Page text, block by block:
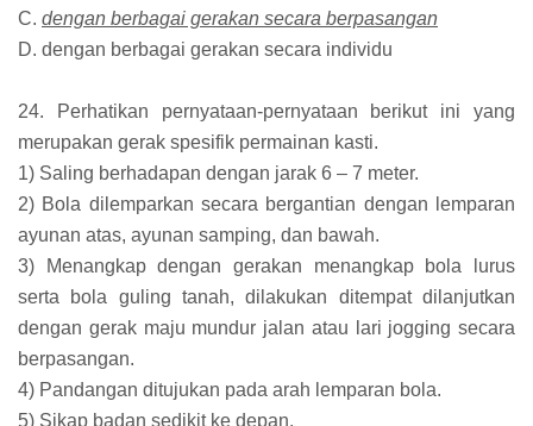
C. dengan berbagai gerakan secara berpasangan
D. dengan berbagai gerakan secara individu
24. Perhatikan pernyataan-pernyataan berikut ini yang
merupakan gerak spesifik permainan kasti.
1) Saling berhadapan dengan jarak 6 – 7 meter.
2) Bola dilemparkan secara bergantian dengan lemparan
ayunan atas, ayunan samping, dan bawah.
3) Menangkap dengan gerakan menangkap bola lurus
serta bola guling tanah, dilakukan ditempat dilanjutkan
dengan gerak maju mundur jalan atau lari jogging secara
berpasangan.
4) Pandangan ditujukan pada arah lemparan bola.
5) Sikap badan sedikit ke depan.